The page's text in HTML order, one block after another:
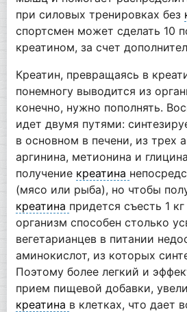
при силовых тренировках без
спортсмен может сделать 10
креатином, за счет
Креатин, превращаясь в
понемногу выводится из
конечно, нужно пополнять.
идет двумя путями:
в основном в печени, из трех
аргинина, метионина и
получение креатина
(мясо или рыба), но чтобы
креатина придется съесть 1
организм способен столько
вегетарианцев в питании
аминокислот, из которых
Поэтому более легкий и
прием пищевой добавки,
креатина в клетках, что дает